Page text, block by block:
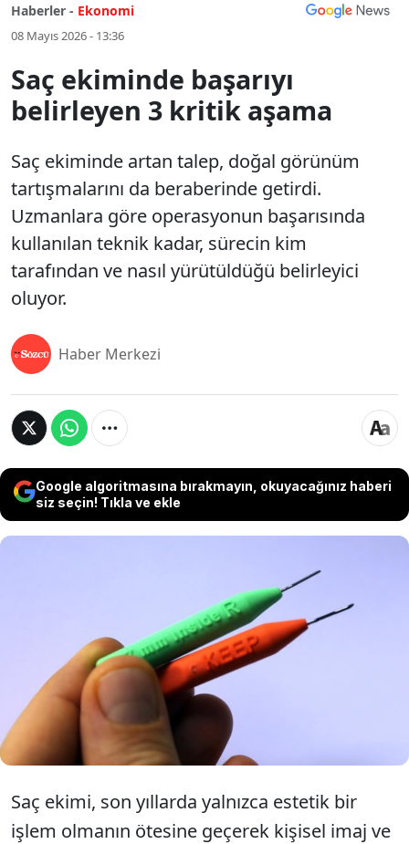
Haberler - Ekonomi
08 Mayıs 2026 - 13:36
Saç ekiminde başarıyı
belirleyen 3 kritik aşama
Saç ekiminde artan talep, doğal görünüm
tartışmalarını da beraberinde getirdi.
Uzmanlara göre operasyonun başarısında
kullanılan teknik kadar, sürecin kim
tarafından ve nasıl yürütüldüğü belirleyici
oluyor.
Haber Merkezi
Google algoritmasına bırakmayın, okuyacağınız haberi
siz seçin! Tıkla ve ekle
Saç ekiminde artan talep, doğal görünüm
tartışmalarını da beraberinde getirdi.
Uzmanlara göre operasyonun başarısında
kullanılan teknik kadar, sürecin kim
tarafından ve nasıl yürütüldüğü belirleyici
oluyor.
Saç ekimi, son yıllarda yalnızca estetik bir
işlem olmanın ötesine geçerek kişisel imaj ve